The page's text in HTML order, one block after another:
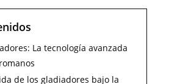
La tecnología avanzada
de los gladiadores bajo la